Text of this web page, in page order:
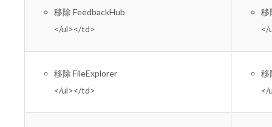
移除 FeedbackHub
</ul></td>
移
</
移除 FileExplorer
</ul></td>
移
</